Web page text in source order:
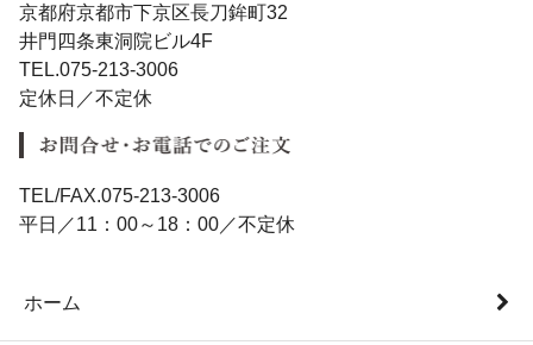
京都府京都市下京区長刀鉾町32
井門四条東洞院ビル4F
TEL.075-213-3006
定休日／不定休
TEL/FAX.075-213-3006
平日／11：00～18：00／不定休
ホーム